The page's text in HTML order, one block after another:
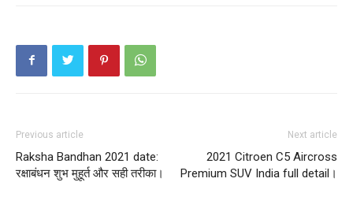
Previous article
Raksha Bandhan 2021 date:
रक्षाबंधन शुभ मुहूर्त और सही तरीका।
Next article
2021 Citroen C5 Aircross
Premium SUV India full detail।